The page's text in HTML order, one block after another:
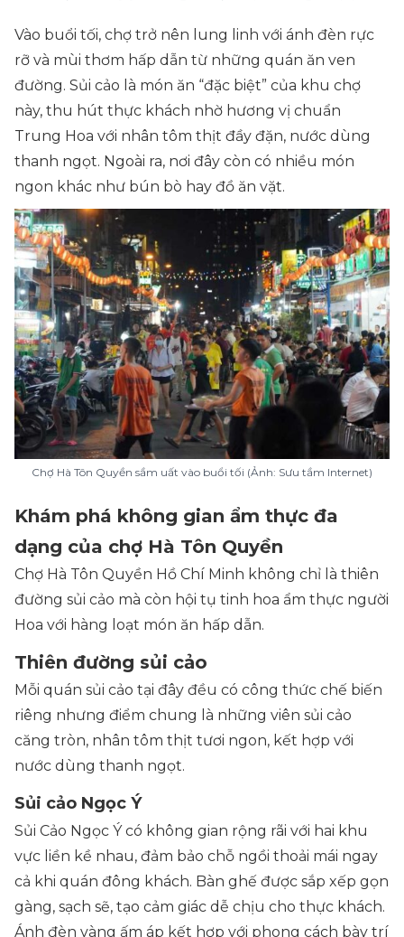
Vào buổi tối, chợ trở nên lung linh với ánh đèn rực
rỡ và mùi thơm hấp dẫn từ những quán ăn ven
đường. Sủi cảo là món ăn “đặc biệt” của khu chợ
này, thu hút thực khách nhờ hương vị chuẩn
Trung Hoa với nhân tôm thịt đầy đặn, nước dùng
thanh ngọt. Ngoài ra, nơi đây còn có nhiều món
ngon khác như bún bò hay đồ ăn vặt.
Chợ Hà Tôn Quyền sầm uất vào buổi tối (Ảnh: Sưu tầm Internet)
Khám phá không gian ẩm thực đa
dạng của chợ Hà Tôn Quyền
Chợ Hà Tôn Quyền Hồ Chí Minh không chỉ là thiên
đường sủi cảo mà còn hội tụ tinh hoa ẩm thực người
Hoa với hàng loạt món ăn hấp dẫn.
Thiên đường sủi cảo
Mỗi quán sủi cảo tại đây đều có công thức chế biến
riêng nhưng điểm chung là những viên sủi cảo
căng tròn, nhân tôm thịt tươi ngon, kết hợp với
nước dùng thanh ngọt.
Sủi cảo Ngọc Ý
Sủi Cảo Ngọc Ý có không gian rộng rãi với hai khu
vực liền kề nhau, đảm bảo chỗ ngồi thoải mái ngay
cả khi quán đông khách. Bàn ghế được sắp xếp gọn
gàng, sạch sẽ, tạo cảm giác dễ chịu cho thực khách.
Ánh đèn vàng ấm áp kết hợp với phong cách bày trí